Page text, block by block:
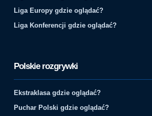
Liga Europy gdzie oglądać?
Liga Konferencji gdzie oglądać?
Polskie rozgrywki
Ekstraklasa gdzie oglądać?
Puchar Polski gdzie oglądać?